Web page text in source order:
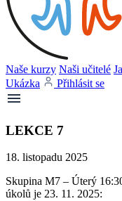
Naše kurzy Naši učitelé
Ukázka
Přihlásit se
LEKCE 7
18. listopadu 2025
Skupina M7 – Úterý
úkolů je 23. 11. 2025: